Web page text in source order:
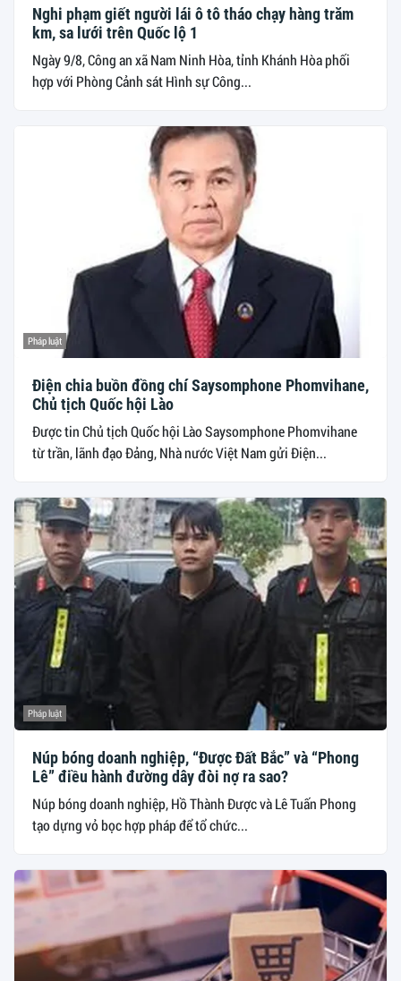
Nghi phạm giết người lái ô tô tháo chạy hàng trăm
km, sa lưới trên Quốc lộ 1
Ngày 9/8, Công an xã Nam Ninh Hòa, tỉnh Khánh Hòa phối
hợp với Phòng Cảnh sát Hình sự Công...
Pháp luật
Điện chia buồn đồng chí Saysomphone Phomvihane,
Chủ tịch Quốc hội Lào
Được tin Chủ tịch Quốc hội Lào Saysomphone Phomvihane
từ trần, lãnh đạo Đảng, Nhà nước Việt Nam gửi Điện...
Pháp luật
Núp bóng doanh nghiệp, “Được Đất Bắc” và “Phong
Lê” điều hành đường dây đòi nợ ra sao?
Núp bóng doanh nghiệp, Hồ Thành Được và Lê Tuấn Phong
tạo dựng vỏ bọc hợp pháp để tổ chức...